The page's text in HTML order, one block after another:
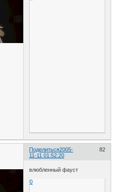
Поделиться 82
2005-
11-11 01:52:20
влюбленный фауст
0